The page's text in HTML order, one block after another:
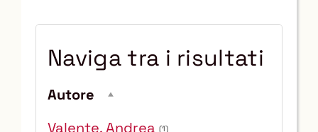
Naviga tra i risultati
Autore
Valente, Andrea (1)